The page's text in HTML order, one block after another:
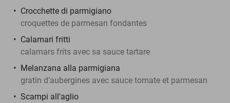
Crocchette di parmigiano
croquettes de parmesan fondantes
Calamari fritti
calamars frits avec sa sauce tartare
Melanzana alla parmigiana
gratin d’aubergines avec sauce tomate et parmesan
Scampi all'aglio